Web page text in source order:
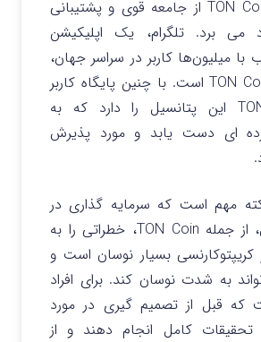
علاوه بر این، TON Coin از جامعه قوی و پشتیبانی
برد. تلگرام، یک اپلیکیشن
با میلیون‌ها کاربر در سراسر جهان،
نیروی محرکه TON Coin است. با چنین پایگاه کاربر
بزرگی، TON Coin این پتانسیل را دارد که به
ای دست یابد و مورد پذیرش
مهم است که سرمایه گذاری در
ارزهای دیجیتال، از جمله TON Coin، خطراتی را به
کریپتوکارنسی بسیار نوسان است و
به شدت نوسان کند. برای افراد
که قبل از تصمیم گیری در مورد
تحقیقات کامل انجام دهند و از